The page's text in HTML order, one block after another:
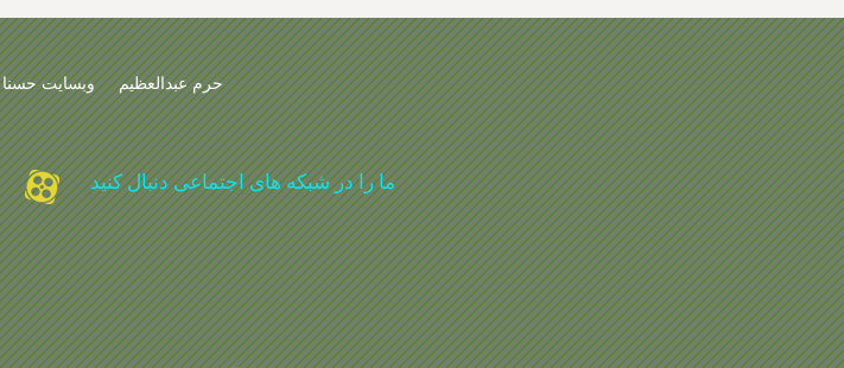
حرم عبدالعظیم وبسایت حسنا
ما را در شبکه های اجتماعی دنبال کنید